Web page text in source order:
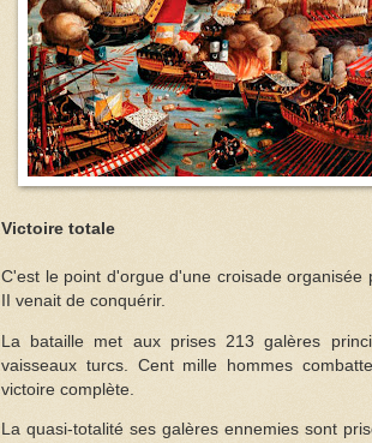
Victoire totale
C'est le point d'orgue d'une croisade
II venait de conquérir.
La bataille met aux prises 213 galères
vaisseaux turcs. Cent mille hommes
victoire complète.
La quasi-totalité ses galères ennemies sont